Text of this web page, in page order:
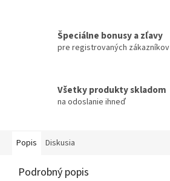
Špeciálne bonusy a zľavy
pre registrovaných zákazníkov
Všetky produkty skladom
na odoslanie ihneď
Popis Diskusia
Podrobný popis